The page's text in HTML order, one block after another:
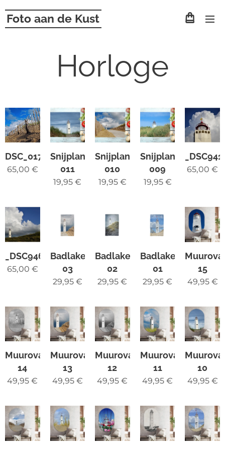
Foto aan de Kust
Horloge
DSC_0179
65,00 €
Snijplank
011
19,95 €
Snijplank
010
19,95€
Snijplank
009
19,95€
65,00 €
_DSC9468
65,00 €
Badlaken
03
29,95€
Badlaken
02
29,95 €
Badlaken
01
29,95 €
15
49,95€
Muurovaal
14
49,95 €
Muurovaal
13
49,95€
Muurovaal
12
49,95 €
Muurovaal
11
49,95 €
10
49,95€